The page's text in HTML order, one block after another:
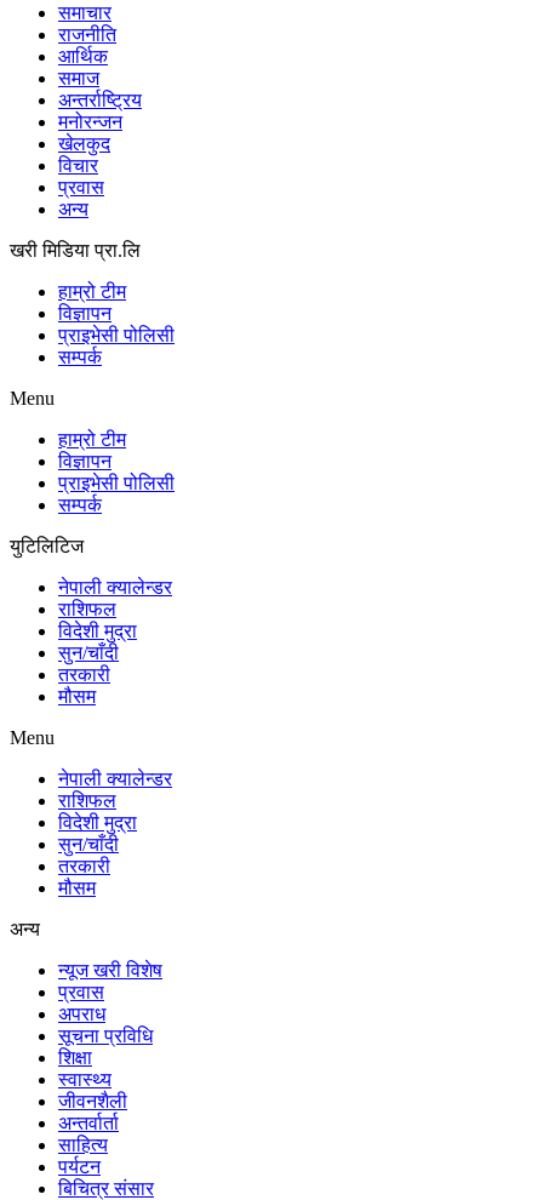
समाचार
राजनीति
आर्थिक
समाज
अन्तर्राष्ट्रिय
मनोरन्जन
खेलकुद
विचार
प्रवास
अन्य
खरी मिडिया प्रा.लि
हाम्रो टीम
विज्ञापन
प्राइभेसी पोलिसी
सम्पर्क
Menu
हाम्रो टीम
विज्ञापन
प्राइभेसी पोलिसी
सम्पर्क
युटिलिटिज
नेपाली क्यालेन्डर
राशिफल
विदेशी मुद्रा
सुन/चाँदी
तरकारी
मौसम
Menu
नेपाली क्यालेन्डर
राशिफल
विदेशी मुद्रा
सुन/चाँदी
तरकारी
मौसम
अन्य
न्यूज खरी विशेष
प्रवास
अपराध
सूचना प्रविधि
शिक्षा
स्वास्थ्य
जीवनशैली
अन्तर्वार्ता
साहित्य
पर्यटन
बिचित्र संसार